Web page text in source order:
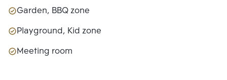
Garden, BBQ zone
Playground, Kid zone
Meeting room